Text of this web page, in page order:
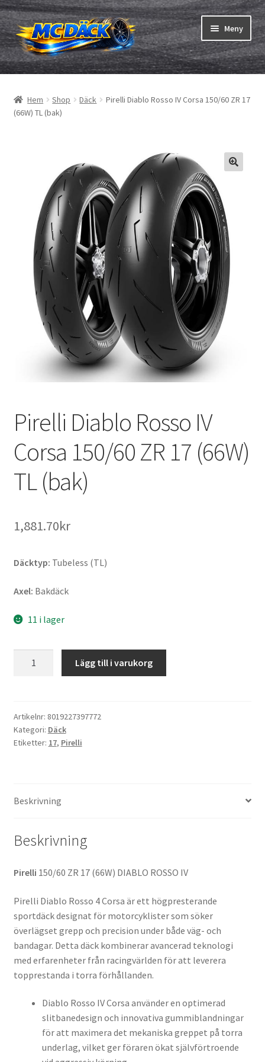
Hoppa
till
navigering
Hoppa
till
innehåll
Meny
Däck
Slangar & fälgband
Däcktest
Märken
Om oss
Hem Shop Däck
Pirelli Diablo Rosso IV Corsa 150/60 ZR 17
(66W) TL (bak)
Pirelli Diablo Rosso IV
Corsa 150/60 ZR 17 (66W)
TL (bak)
1,881.70kr
Däcktyp: Tubeless (TL)
Axel: Bakdäck
11 i lager
Corsa
150/60
ZR
(bak)
Lägg till i varukorg
Artikelnr: 8019227397772
Kategori: Däck
Etiketter: 17, Pirelli
Beskrivning
Beskrivning
Pirelli 150/60 ZR 17 (66W) DIABLO ROSSO IV
Pirelli Diablo Rosso 4 Corsa är ett högpresterande
sportdäck designat för motorcyklister som söker
överlägset grepp och precision under både väg- och
bandagar. Detta däck kombinerar avancerad teknologi
med erfarenheter från racingvärlden för att leverera
topprestanda i torra förhållanden.
Diablo Rosso IV Corsa använder en optimerad
slitbanedesign och innovativa gummiblandningar
för att maximera det mekaniska greppet på torra
underlag, vilket ger föraren ökat självförtroende